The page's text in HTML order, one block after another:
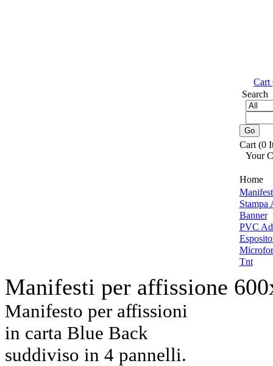
Cart
Search
Cart (0
Your
Home
Stampa
Banner
PVC
Tnt
Manifesti per affissione
Manifesto per affissioni
in carta Blue Back
suddiviso in 4 pannelli.